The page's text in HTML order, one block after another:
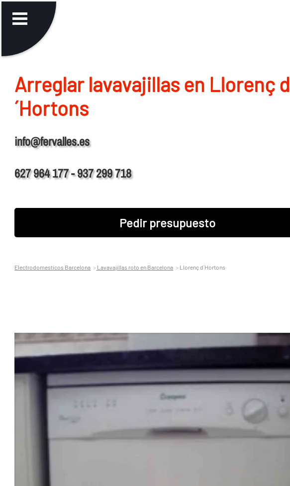
Arreglar lavavajillas en Llorenç d
´Hortons
info@fervalles.es
627 964 177 - 937 299 718
Pedir presupuesto
Electrodomesticos Barcelona Lavavajillas roto en Barcelona Llorenç d´Hortons